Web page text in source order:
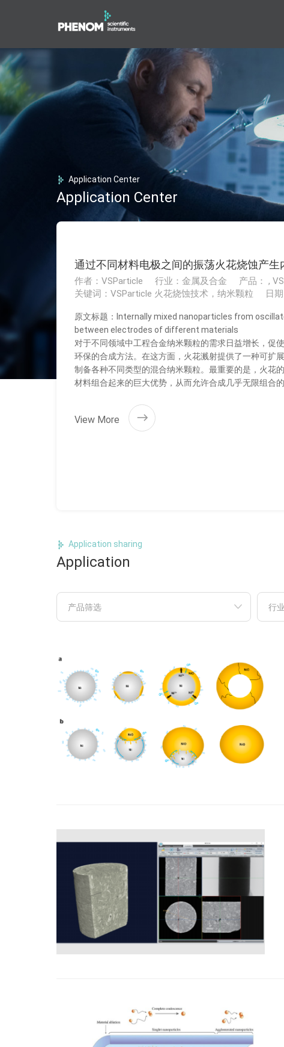
Application Center
Application Center
通过不同材料电极之间的振荡火花烧蚀产生
作者：VSParticle 行业：金属及合金
产品： ,
关键词：VSParticle 火花烧蚀技术，纳米颗粒
日
原文标题：Internally mixed nanoparticles from
between electrodes of different materials
对于不同领域中工程合金纳米颗粒的需求日益增长，促
环保的合成方法。在这方面，火花溅射提供了一种可扩
制备各种不同类型的混合纳米颗粒。最重要的是，火花
材料组合起来的巨大优势，从而允许合成几乎无限组合的
View More
Application sharing
Application
产品筛选 行